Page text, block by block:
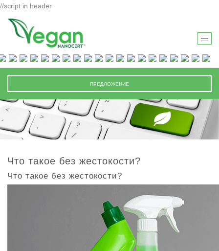
//script in header
T
O
G
G
L
N
A
V
ПРЕДЛОЖЕНИЕ
Что такое без жестокости?
Что такое без жестокости?